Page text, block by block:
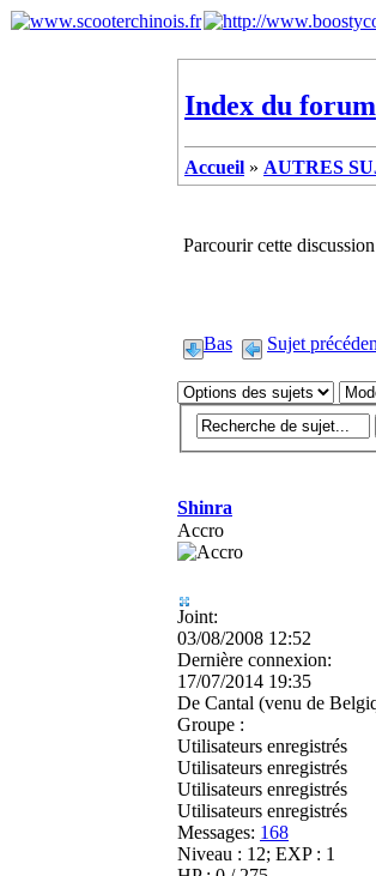
Index du forum
Accueil » AUTRES
Parcourir cette
Bas Sujet
Shinra
Accro
Joint:
03/08/2008 12:52
Dernière connexion:
17/07/2014 19:35
De Cantal (venu de
Groupe :
Utilisateurs enregistrés
Utilisateurs enregistrés
Utilisateurs enregistrés
Utilisateurs enregistrés
Messages: 168
Niveau : 12; EXP : 1